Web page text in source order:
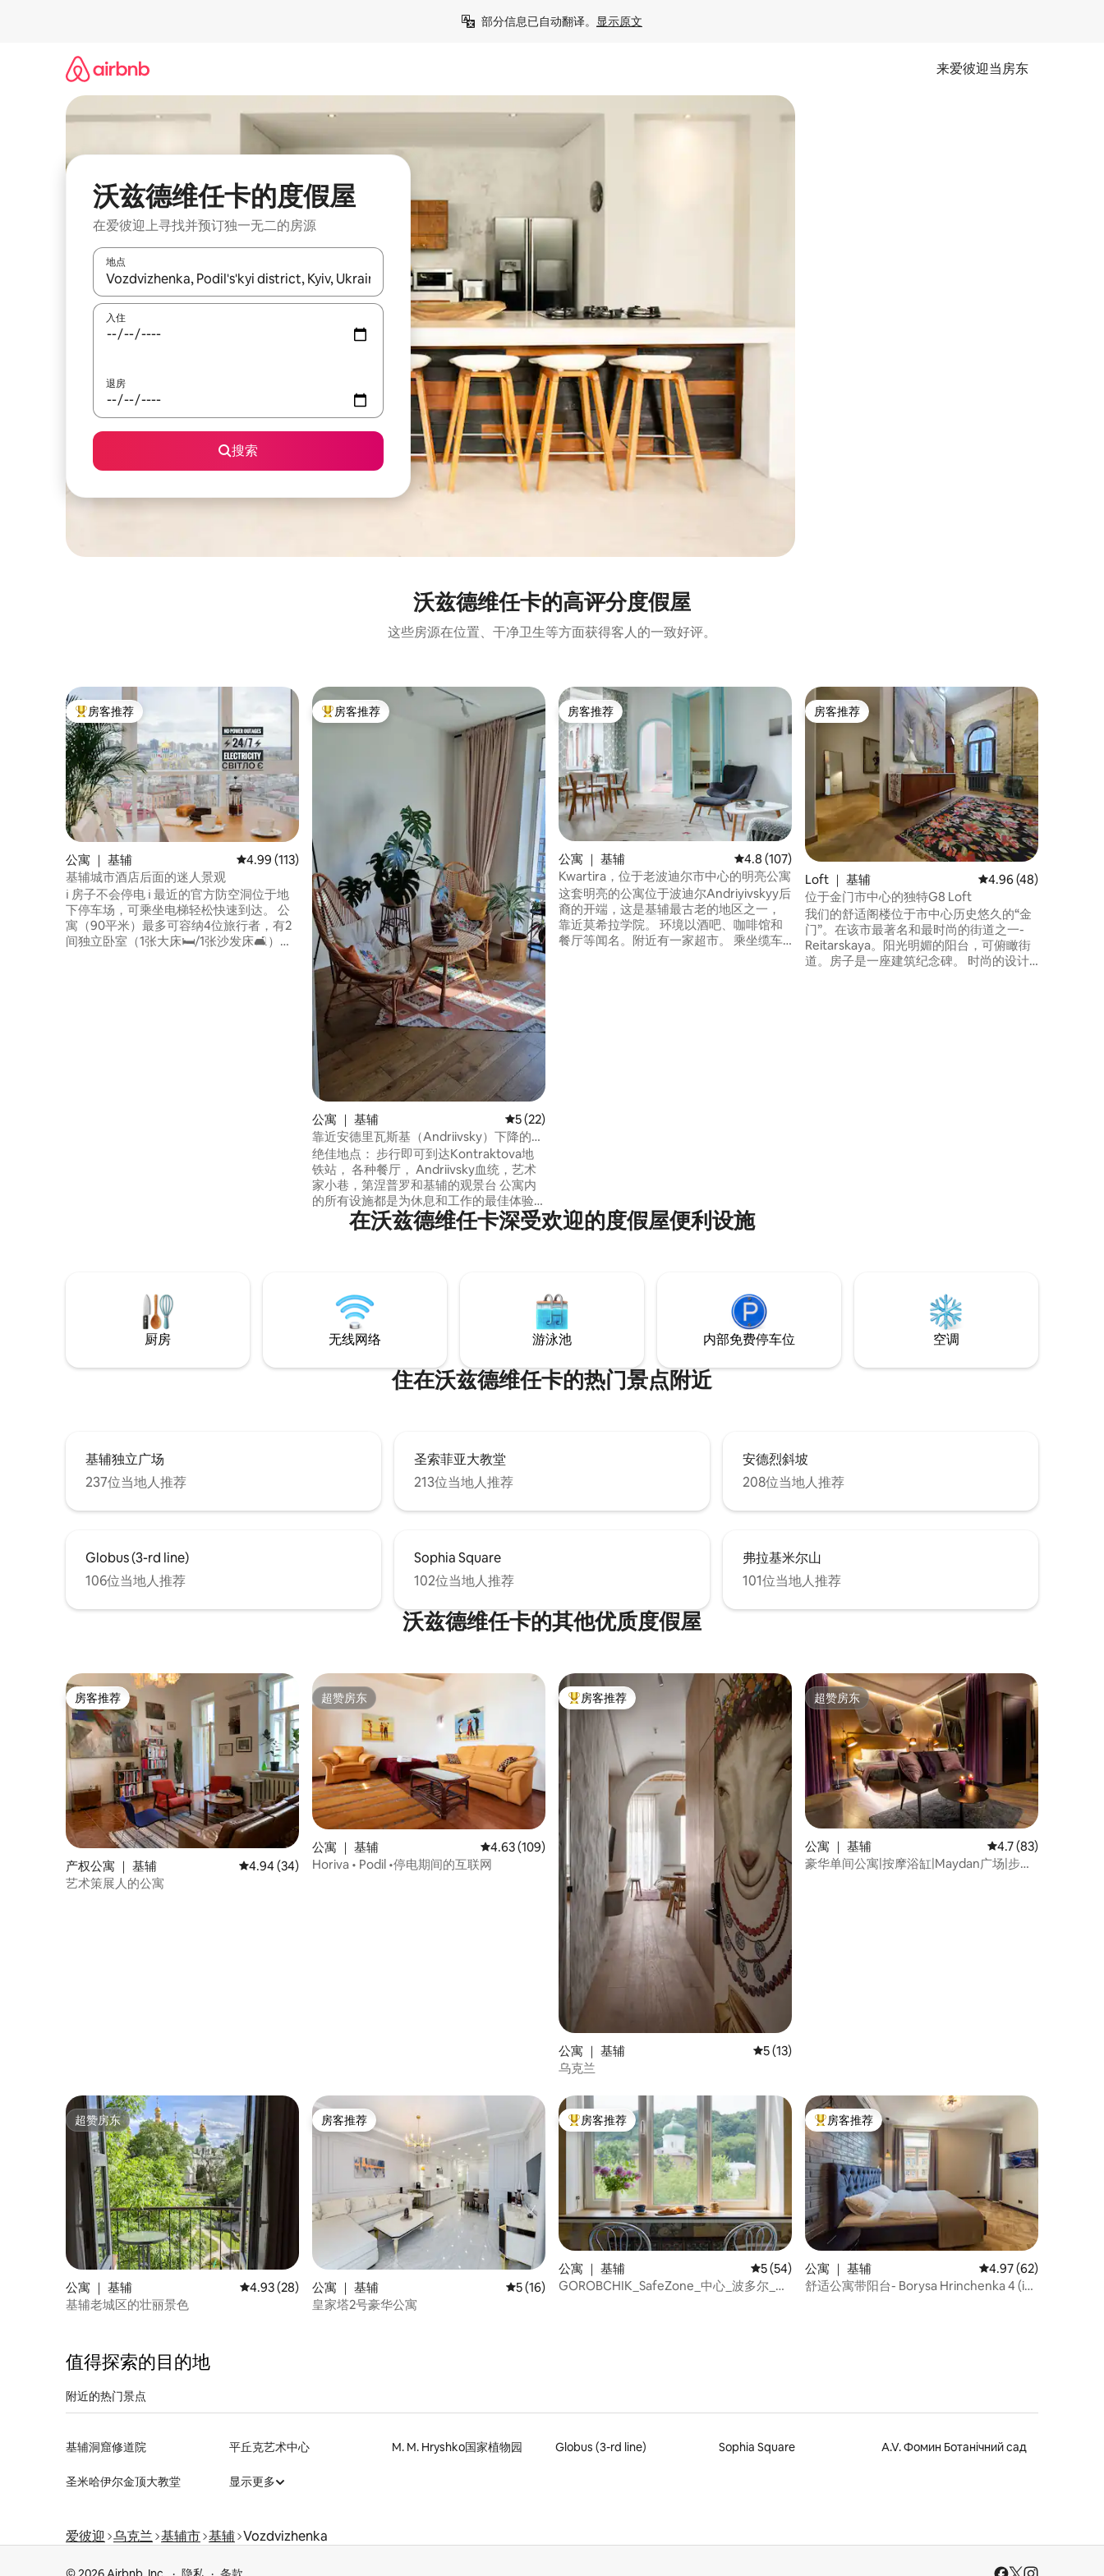
部分信息已自动翻译。 显示原文
来爱彼迎当房东
沃兹德维任卡的度假屋
在爱彼迎上寻找并预订独一无二的房源
地点
如有搜索结果，请使用上下方向键查看，或通过点击或滑动手势浏览。
入住
退房
搜索
沃兹德维任卡的高评分度假屋
这些房源在位置、干净卫生等方面获得客人的一致好评。
热门「房客推荐」
房客推荐
公寓 ｜ 基辅 平均评分 4.99 分（满分 5 分），共 113 条评价
4.99 (113)
基辅城市酒店后面的迷人景观
ℹ️ 房子不会停电 ℹ️ 最近的官方防空洞位于地
下停车场，可乘坐电梯轻松快速到达。 公
寓（90平米）最多可容纳4位旅行者，有2
间独立卧室（1张大床🛏️/1张沙发床🛋️）、2
热门「房客推荐」
房客推荐
公寓 ｜ 基辅 平均评分 5 分（满分 5 分），共 22 条评价
5 (22)
靠近安德里瓦斯基（Andriivsky）下降的丛
林公寓
绝佳地点： 步行即可到达Kontraktova地
铁站， 各种餐厅， Andriivsky血统，艺术
家小巷，第涅普罗和基辅的观景台 公寓内
的所有设施都是为休息和工作的最佳体验
而设计的： -加上舒适的床 -很少有舒适的
休息区、拍照或阅读书籍 -工作空间，稳定
房客推荐
房客推荐
公寓 ｜ 基辅 平均评分 4.8 分（满分 5 分），共 107 条评价
4.8 (107)
Kwartira，位于老波迪尔市中心的明亮公寓
这套明亮的公寓位于波迪尔Andriyivskyy后
裔的开端，这是基辅最古老的地区之一，
靠近莫希拉学院。 环境以酒吧、咖啡馆和
餐厅等闻名。附近有一家超市。 乘坐缆车
房客推荐
房客推荐
Loft ｜ 基辅 平均评分 4.96 分（满
4.96 (48)
位于金门市中心的独特G8 Loft
我们的舒适阁楼位于市中心历史悠久的“金
门”。在该市最著名和最时尚的街道之一-
Reitarskaya。阳光明媚的阳台，可俯瞰街
道。房子是一座建筑纪念碑。 时尚的设计
在沃兹德维任卡深受欢迎的度假屋便利设施
厨房 无线网络 游泳池 内部免费停车位 空调
住在沃兹德维任卡的热门景点附近
基辅独立广场
237位当地人推荐
圣索菲亚大教堂
213位当地人推荐
安德烈斜坡
208位当地人推荐
Globus (3-rd line)
106位当地人推荐
Sophia Square
102位当地人推荐
弗拉基米尔山
101位当地人推荐
沃兹德维任卡的其他优质度假屋
房客推荐
房客推荐
产权公寓 ｜ 基辅 平均评分 4.94 分（满分 5 分），共 34 条评价
4.94 (34)
艺术策展人的公寓
超赞房东
超赞房东
公寓 ｜ 基辅 平均评分 4.63 分（满分 5 分），共 109 条评价
4.63 (109)
Horiva • Podil •停电期间的互联网
热门「房客推荐」
房客推荐
公寓 ｜ 基辅 平均评分 5 分（满分 5 分），共 13 条评价
5 (13)
乌克兰
超赞房东
超赞房东
公寓 ｜ 基辅 平均评分 4.7 分（满
4.7 (83)
豪华单间公寓|按摩浴缸|Maydan广场|步行
超赞房东
超赞房东
公寓 ｜ 基辅 平均评分 4.93 分（满分 5 分），共 28 条评价
4.93 (28)
基辅老城区的壮丽景色
房客推荐
房客推荐
公寓 ｜ 基辅 平均评分 5 分（满分 5 分），共 16 条评价
5 (16)
皇家塔2号豪华公寓
热门「房客推荐」
房客推荐
公寓 ｜ 基辅 平均评分 5 分（满分 5 分），共 54 条评价
5 (54)
GOROBCHIK_SafeZone_中心_波多尔_合
热门「房客推荐」
房客推荐
公寓 ｜ 基辅 平均评分 4.97 分（满
4.97 (62)
舒适公寓带阳台- Borysa Hrinchenka 4 (id
值得探索的目的地
附近的热门景点
基辅洞窟修道院 平丘克艺术中心 M. M. Hryshko国家植物园 Globus (3-rd line) Sophia Square A.V. Фомин Ботанічний сад
圣米哈伊尔金顶大教堂 显示更多
爱彼迎 乌克兰 基辅市 基辅 Vozdvizhenka